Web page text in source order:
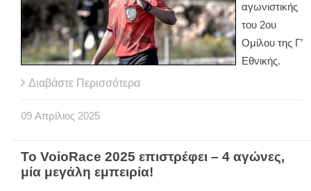
αγωνιστικής
του 2ου
Ομίλου της Γ’
Εθνικής.
Διαβάστε Περισσότερα
09 Απρίλιος 2025
Το VoioRace 2025 επιστρέφει – 4 αγώνες,
μία μεγάλη εμπειρία!